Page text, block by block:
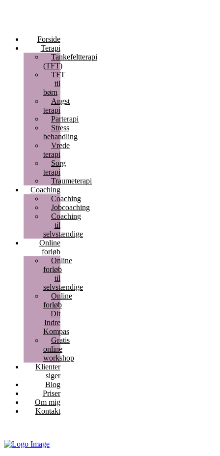
Forside
Terapi
Tankefeltterapi
(TFT)
TFT
til
børn
Angst
terapi
Parterapi
Stress
behandling
Vrede
terapi
Sorg
terapi
Traumeterapi
Coaching
Coaching
Jobcoaching
Coaching
til
selvstændige
Online
forløb
Online
forløb
til
selvstændige
Online
forløb
Dit
Indre
Kompas
Gratis
online
workshop
Klienter
siger
Blog
Priser
Om mig
Kontakt